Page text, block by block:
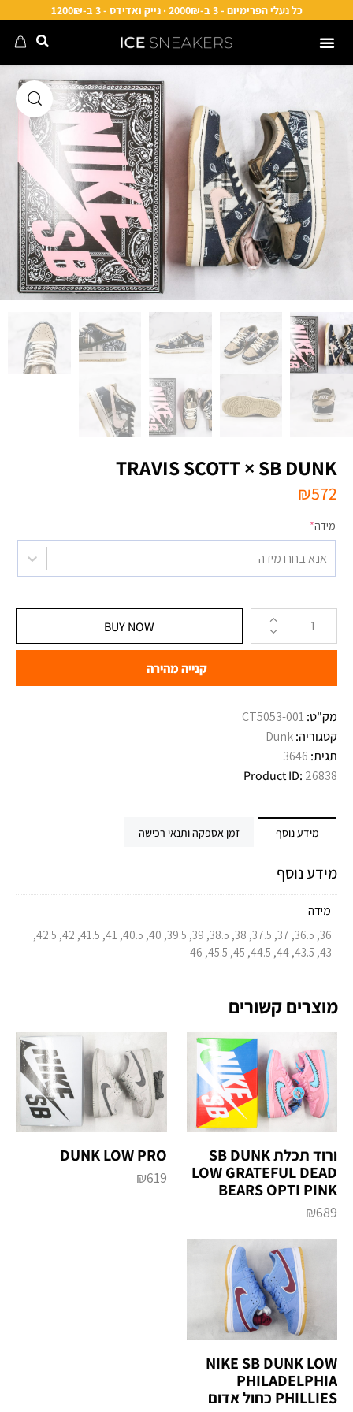
כל נעלי הפרימיום - 3 ב-2000₪ · נייק ואדידס - 3 ב-1200₪
TRAVIS SCOTT × SB DUNK
₪572
מידה*
אנא בחרו מידה
BUY NOW
קנייה מהירה
מק"ט: CT5053-001
קטגוריה:Dunk
תגית: 3646
Product ID: 26838
מידע נוסף זמן אספקה ותנאי רכישה
מידע נוסף
מידה
36, 36.5, 37, 37.5, 38, 38.5, 39, 39.5, 40, 40.5, 41, 41.5, 42, 42.5,
43, 43.5, 44, 44.5, 45, 45.5, 46
מוצרים קשורים
ורוד תכלת SB DUNK
LOW GRATEFUL DEAD
BEARS OPTI PINK
₪689
DUNK LOW PRO
₪619
NIKE SB DUNK LOW
PHILADELPHIA
PHILLIES כחול אדום